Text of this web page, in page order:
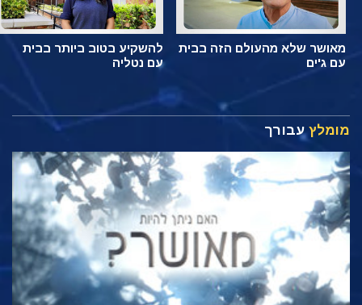
מאושר שלא מהעולם הזה בבית
עם ג'ים
להשקיע בטוב ביותר בבית
עם נטליה
מומלץעבורך